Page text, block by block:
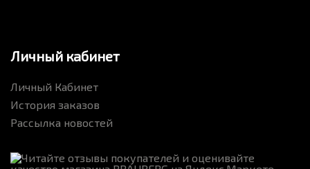
Личный кабинет
Личный Кабинет
История заказов
Рассылка новостей